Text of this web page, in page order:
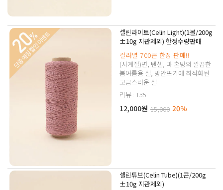
셀린라이트(Celin Light)(1볼/200g
±10g 지관제외) 한정수량판매
컬러별 700콘 한정 판매!!
(사계절)면, 텐셀, 마 혼방의 깔끔한
봄여름용 실, 방안뜨기에 최적화된
고급스러운 실
리뷰 : 135
12,000원 15,000 20%
셀린튜브(Celin Tube)(1콘/200g
±10g 지관제외)